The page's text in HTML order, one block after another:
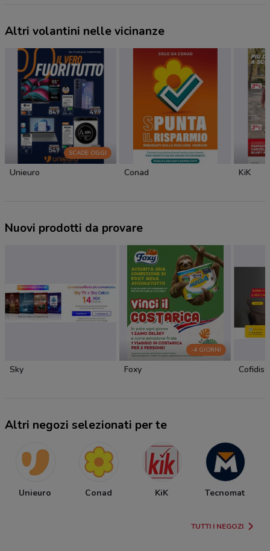
Altri volantini nelle vicinanze
SCADE OGGI
Unieuro Conad KiK
Nuovi prodotti da provare
Sky
-4 GIORNI
Foxy Cofidis
Altri negozi selezionati per te
Unieuro Conad KiK Tecnomat
TUTTI I NEGOZI